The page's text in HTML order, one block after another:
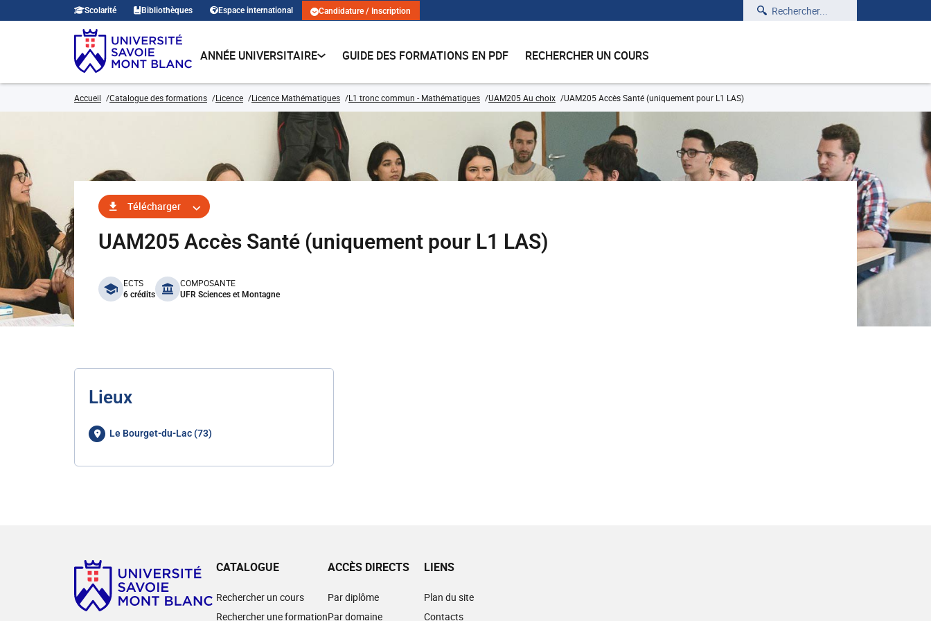
Scolarité Bibliothèques Espace international Candidature / Inscription Rechercher
ANNÉE UNIVERSITAIRE GUIDE DES FORMATIONS EN PDF RECHERCHER UN COURS
Accueil Catalogue des formations Licence Licence Mathématiques L1 tronc commun - Mathématiques UAM205 Au choix UAM205 Accès Santé (uniquement pour L1 LAS)
Télécharger
UAM205 Accès Santé (uniquement pour L1 LAS)
benefits
ECTS
6 crédits
COMPOSANTE
UFR Sciences et Montagne
Lieux
Le Bourget-du-Lac (73)
CATALOGUE
Rechercher un cours
Rechercher une formation
ACCÈS DIRECTS
Par diplôme
Par domaine
LIENS
Plan du site
Contacts